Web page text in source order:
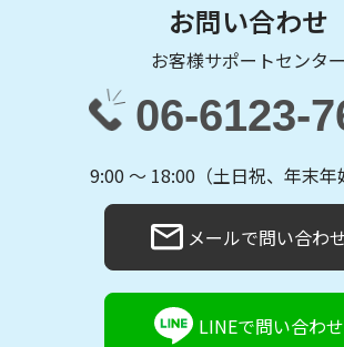
お問い合わせ
お客様サポートセンター
06-6123-
9:00 〜 18:00（土日祝、年末年
メールで問い合わ
LINEで問い合わせ